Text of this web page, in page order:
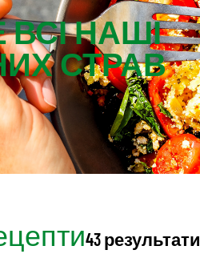
ВСІ НАШІ
СТРАВ
43 результати